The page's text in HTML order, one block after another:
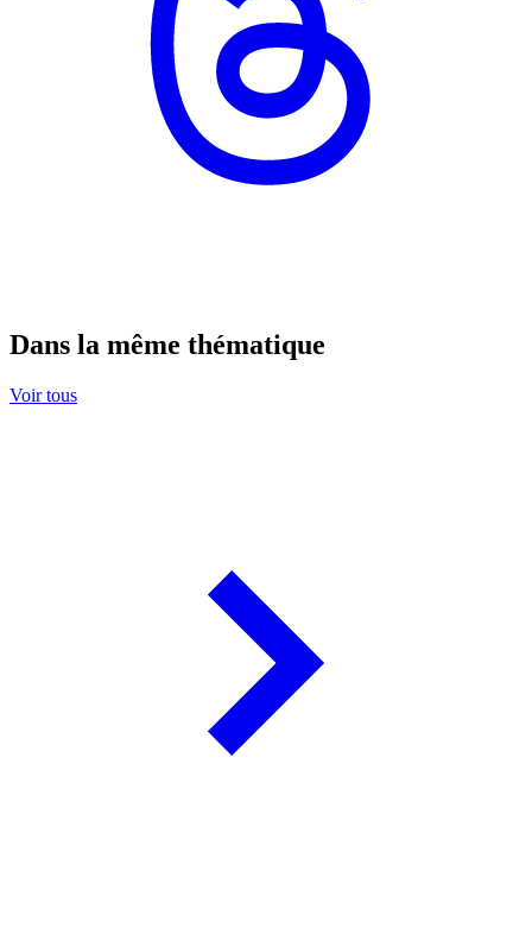
Dans la même thématique
Voir tous